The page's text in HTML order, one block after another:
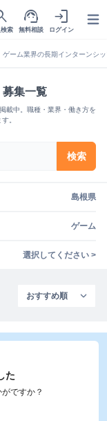
索
support_agent
無料相談
login
ログイン
ゲーム業界の長期インターンシ
集一覧
載中。職種・業界・働き方を
。
検索
島根県
ゲーム
選択してください >
た
ですか？